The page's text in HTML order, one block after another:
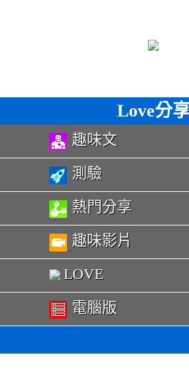
Love分
趣味文
測驗
熱門分享
趣味影片
LOVE
電腦版